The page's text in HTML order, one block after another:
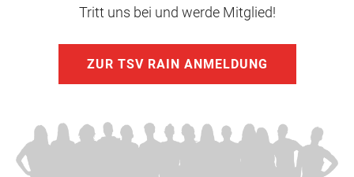
Tritt uns bei und werde Mitglied!
ZUR TSV RAIN ANMELDUNG